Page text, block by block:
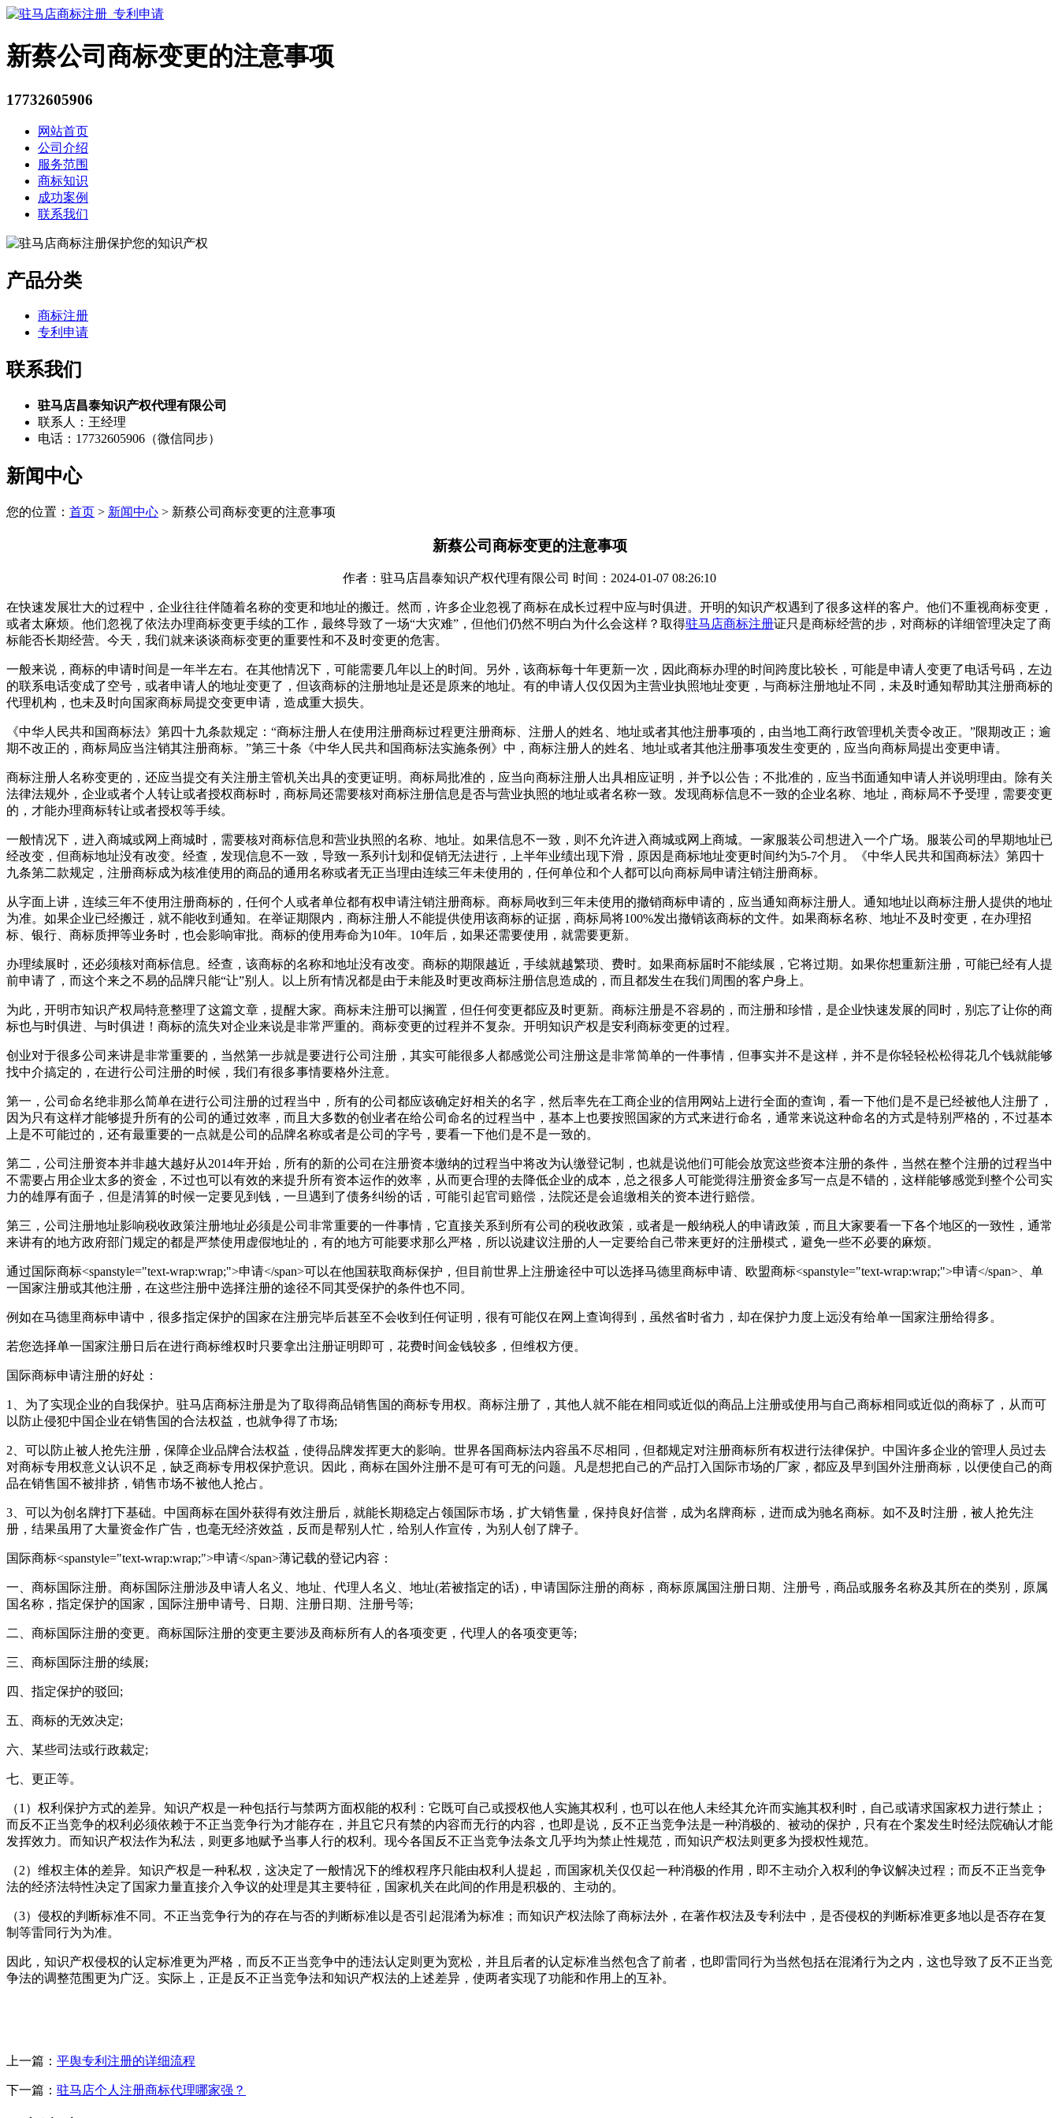
新蔡公司商标变更的注意事项
17732605906
网站首页
公司介绍
服务范围
商标知识
成功案例
联系我们
产品分类
商标注册
专利申请
联系我们
驻马店昌泰知识产权代理有限公司
联系人：王经理
电话：17732605906（微信同步）
新闻中心
您的位置： 首页 > 新闻中心 > 新蔡公司商标变更的注意事项
新蔡公司商标变更的注意事项
作者：驻马店昌泰知识产权代理有限公司 时间：2024-01-07 08:26:10
在快速发展壮大的过程中，企业往往伴随着名称的变更和地址的搬迁。然而，许多企业忽视了商标在成长过程中应与时俱进。开明的知识产权遇到了很多这样的客户。他们不重视商标变更，
或者太麻烦。他们忽视了依法办理商标变更手续的工作，最终导致了一场“大灾难”，但他们仍然不明白为什么会这样？取得驻马店商标注册证只是商标经营的步，对商标的详细管理决定了商
标能否长期经营。今天，我们就来谈谈商标变更的重要性和不及时变更的危害。
一般来说，商标的申请时间是一年半左右。在其他情况下，可能需要几年以上的时间。另外，该商标每十年更新一次，因此商标办理的时间跨度比较长，可能是申请人变更了电话号码，左边
的联系电话变成了空号，或者申请人的地址变更了，但该商标的注册地址是还是原来的地址。有的申请人仅仅因为主营业执照地址变更，与商标注册地址不同，未及时通知帮助其注册商标的
代理机构，也未及时向国家商标局提交变更申请，造成重大损失。
《中华人民共和国商标法》第四十九条款规定：“商标注册人在使用注册商标过程更注册商标、注册人的姓名、地址或者其他注册事项的，由当地工商行政管理机关责令改正。”限期改正；逾
期不改正的，商标局应当注销其注册商标。”第三十条《中华人民共和国商标法实施条例》中，商标注册人的姓名、地址或者其他注册事项发生变更的，应当向商标局提出变更申请。
商标注册人名称变更的，还应当提交有关注册主管机关出具的变更证明。商标局批准的，应当向商标注册人出具相应证明，并予以公告；不批准的，应当书面通知申请人并说明理由。除有关
法律法规外，企业或者个人转让或者授权商标时，商标局还需要核对商标注册信息是否与营业执照的地址或者名称一致。发现商标信息不一致的企业名称、地址，商标局不予受理，需要变更
的，才能办理商标转让或者授权等手续。
一般情况下，进入商城或网上商城时，需要核对商标信息和营业执照的名称、地址。如果信息不一致，则不允许进入商城或网上商城。一家服装公司想进入一个广场。服装公司的早期地址已
经改变，但商标地址没有改变。经查，发现信息不一致，导致一系列计划和促销无法进行，上半年业绩出现下滑，原因是商标地址变更时间约为5-7个月。《中华人民共和国商标法》第四十
九条第二款规定，注册商标成为核准使用的商品的通用名称或者无正当理由连续三年未使用的，任何单位和个人都可以向商标局申请注销注册商标。
从字面上讲，连续三年不使用注册商标的，任何个人或者单位都有权申请注销注册商标。商标局收到三年未使用的撤销商标申请的，应当通知商标注册人。通知地址以商标注册人提供的地址
为准。如果企业已经搬迁，就不能收到通知。在举证期限内，商标注册人不能提供使用该商标的证据，商标局将100%发出撤销该商标的文件。如果商标名称、地址不及时变更，在办理招
标、银行、商标质押等业务时，也会影响审批。商标的使用寿命为10年。10年后，如果还需要使用，就需要更新。
办理续展时，还必须核对商标信息。经查，该商标的名称和地址没有改变。商标的期限越近，手续就越繁琐、费时。如果商标届时不能续展，它将过期。如果你想重新注册，可能已经有人提
前申请了，而这个来之不易的品牌只能“让”别人。以上所有情况都是由于未能及时更改商标注册信息造成的，而且都发生在我们周围的客户身上。
为此，开明市知识产权局特意整理了这篇文章，提醒大家。商标未注册可以搁置，但任何变更都应及时更新。商标注册是不容易的，而注册和珍惜，是企业快速发展的同时，别忘了让你的商
标也与时俱进、与时俱进！商标的流失对企业来说是非常严重的。商标变更的过程并不复杂。开明知识产权是安利商标变更的过程。
创业对于很多公司来讲是非常重要的，当然第一步就是要进行公司注册，其实可能很多人都感觉公司注册这是非常简单的一件事情，但事实并不是这样，并不是你轻轻松松得花几个钱就能够
找中介搞定的，在进行公司注册的时候，我们有很多事情要格外注意。
第一，公司命名绝非那么简单在进行公司注册的过程当中，所有的公司都应该确定好相关的名字，然后率先在工商企业的信用网站上进行全面的查询，看一下他们是不是已经被他人注册了，
因为只有这样才能够提升所有的公司的通过效率，而且大多数的创业者在给公司命名的过程当中，基本上也要按照国家的方式来进行命名，通常来说这种命名的方式是特别严格的，不过基本
上是不可能过的，还有最重要的一点就是公司的品牌名称或者是公司的字号，要看一下他们是不是一致的。
第二，公司注册资本并非越大越好从2014年开始，所有的新的公司在注册资本缴纳的过程当中将改为认缴登记制，也就是说他们可能会放宽这些资本注册的条件，当然在整个注册的过程当中
不需要占用企业太多的资金，不过也可以有效的来提升所有资本运作的效率，从而更合理的去降低企业的成本，总之很多人可能觉得注册资金多写一点是不错的，这样能够感觉到整个公司实
力的雄厚有面子，但是清算的时候一定要见到钱，一旦遇到了债务纠纷的话，可能引起官司赔偿，法院还是会追缴相关的资本进行赔偿。
第三，公司注册地址影响税收政策注册地址必须是公司非常重要的一件事情，它直接关系到所有公司的税收政策，或者是一般纳税人的申请政策，而且大家要看一下各个地区的一致性，通常
来讲有的地方政府部门规定的都是严禁使用虚假地址的，有的地方可能要求那么严格，所以说建议注册的人一定要给自己带来更好的注册模式，避免一些不必要的麻烦。
通过国际商标<spanstyle="text-wrap:wrap;">申请</span>可以在他国获取商标保护，但目前世界上注册途径中可以选择马德里商标申请、欧盟商标<spanstyle="text-wrap:wrap;">申请</span>、单
一国家注册或其他注册，在这些注册中选择注册的途径不同其受保护的条件也不同。
例如在马德里商标申请中，很多指定保护的国家在注册完毕后甚至不会收到任何证明，很有可能仅在网上查询得到，虽然省时省力，却在保护力度上远没有给单一国家注册给得多。
若您选择单一国家注册日后在进行商标维权时只要拿出注册证明即可，花费时间金钱较多，但维权方便。
国际商标申请注册的好处：
1、为了实现企业的自我保护。驻马店商标注册是为了取得商品销售国的商标专用权。商标注册了，其他人就不能在相同或近似的商品上注册或使用与自己商标相同或近似的商标了，从而可
以防止侵犯中国企业在销售国的合法权益，也就争得了市场;
2、可以防止被人抢先注册，保障企业品牌合法权益，使得品牌发挥更大的影响。世界各国商标法内容虽不尽相同，但都规定对注册商标所有权进行法律保护。中国许多企业的管理人员过去
对商标专用权意义认识不足，缺乏商标专用权保护意识。因此，商标在国外注册不是可有可无的问题。凡是想把自己的产品打入国际市场的厂家，都应及早到国外注册商标，以便使自己的商
品在销售国不被排挤，销售市场不被他人抢占。
3、可以为创名牌打下基础。中国商标在国外获得有效注册后，就能长期稳定占领国际市场，扩大销售量，保持良好信誉，成为名牌商标，进而成为驰名商标。如不及时注册，被人抢先注
册，结果虽用了大量资金作广告，也毫无经济效益，反而是帮别人忙，给别人作宣传，为别人创了牌子。
国际商标<spanstyle="text-wrap:wrap;">申请</span>薄记载的登记内容：
一、商标国际注册。商标国际注册涉及申请人名义、地址、代理人名义、地址(若被指定的话)，申请国际注册的商标，商标原属国注册日期、注册号，商品或服务名称及其所在的类别，原属
国名称，指定保护的国家，国际注册申请号、日期、注册日期、注册号等;
二、商标国际注册的变更。商标国际注册的变更主要涉及商标所有人的各项变更，代理人的各项变更等;
三、商标国际注册的续展;
四、指定保护的驳回;
五、商标的无效决定;
六、某些司法或行政裁定;
七、更正等。
（1）权利保护方式的差异。知识产权是一种包括行与禁两方面权能的权利：它既可自己或授权他人实施其权利，也可以在他人未经其允许而实施其权利时，自己或请求国家权力进行禁止；
而反不正当竞争的权利必须依赖于不正当竞争行为才能存在，并且它只有禁的内容而无行的内容，也即是说，反不正当竞争法是一种消极的、被动的保护，只有在个案发生时经法院确认才能
发挥效力。而知识产权法作为私法，则更多地赋予当事人行的权利。现今各国反不正当竞争法条文几乎均为禁止性规范，而知识产权法则更多为授权性规范。
（2）维权主体的差异。知识产权是一种私权，这决定了一般情况下的维权程序只能由权利人提起，而国家机关仅仅起一种消极的作用，即不主动介入权利的争议解决过程；而反不正当竞争
法的经济法特性决定了国家力量直接介入争议的处理是其主要特征，国家机关在此间的作用是积极的、主动的。
（3）侵权的判断标准不同。不正当竞争行为的存在与否的判断标准以是否引起混淆为标准；而知识产权法除了商标法外，在著作权法及专利法中，是否侵权的判断标准更多地以是否存在复
制等雷同行为为准。
因此，知识产权侵权的认定标准更为严格，而反不正当竞争中的违法认定则更为宽松，并且后者的认定标准当然包含了前者，也即雷同行为当然包括在混淆行为之内，这也导致了反不正当竞
争法的调整范围更为广泛。实际上，正是反不正当竞争法和知识产权法的上述差异，使两者实现了功能和作用上的互补。
上一篇： 平舆专利注册的详细流程
下一篇： 驻马店个人注册商标代理哪家强？